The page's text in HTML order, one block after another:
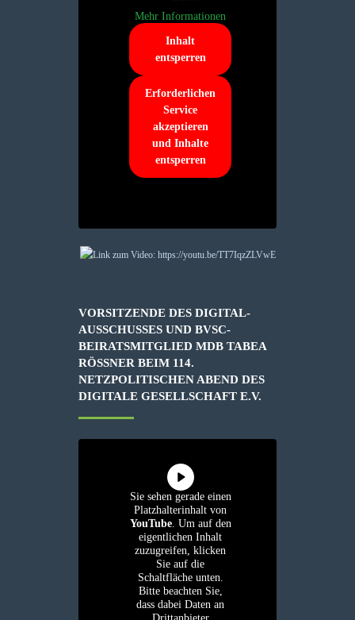
Mehr Informationen
Inhalt
entsperren
Erforderlichen
Service
akzeptieren
und Inhalte
entsperren
VORSITZENDE DES DIGITAL-
AUSSCHUSSES UND BVSC-
BEIRATSMITGLIED MDB TABEA
RÖSSNER BEIM 114. N
ETZPOLITISCHEN ABEND DES D
IGITALE GESELLSCHAFT E.V.
Sie sehen gerade einen
Platzhalterinhalt von
YouTube. Um auf den
eigentlichen Inhalt
zuzugreifen, klicken
Sie auf die
Schaltfläche unten.
Bitte beachten Sie,
dass dabei Daten an